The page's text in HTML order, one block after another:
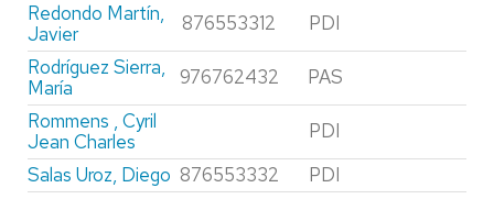
Redondo Martín,
Javier
876553312
PDI
Rodríguez Sierra,
María
976762432
PAS
Rommens , Cyril
Jean Charles
PDI
Salas Uroz, Diego 876553332
PDI